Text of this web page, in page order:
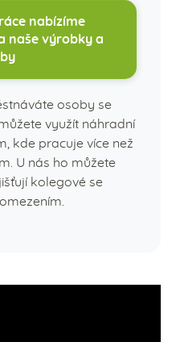
nabízíme
naše výrobky a
osoby se
využít náhradní
kde pracuje více než
U nás ho můžete
kolegové se